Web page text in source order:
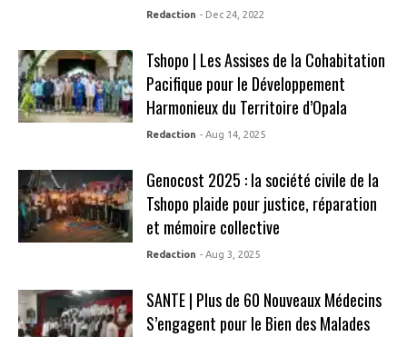
Redaction - Dec 24, 2022
Tshopo | Les Assises de la Cohabitation
Pacifique pour le Développement
Harmonieux du Territoire d’Opala
Redaction - Aug 14, 2025
Genocost 2025 : la société civile de la
Tshopo plaide pour justice, réparation
et mémoire collective
Redaction - Aug 3, 2025
SANTE | Plus de 60 Nouveaux Médecins
S’engagent pour le Bien des Malades